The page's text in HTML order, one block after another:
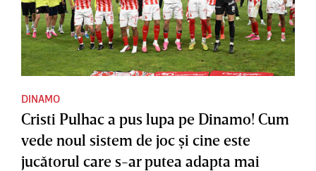
DINAMO
Cristi Pulhac a pus lupa pe Dinamo! Cum
vede noul sistem de joc şi cine este
jucătorul care s-ar putea adapta mai